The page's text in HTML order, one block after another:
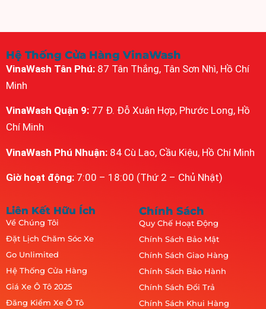
Hệ Thống Cửa Hàng VinaWash
VinaWash Tân Phú: 87 Tân Thắng, Tân Sơn Nhì, Hồ Chí
Minh
VinaWash Quận 9: 77 Đ. Đỗ Xuân Hợp, Phước Long, Hồ
Chí Minh
VinaWash Phú Nhuận: 84 Cù Lao, Cầu Kiệu, Hồ Chí Minh
Giờ hoạt động: 7:00 – 18:00 (Thứ 2 – Chủ Nhật)
Liên Kết Hữu Ích
Về Chúng Tôi
Đặt Lịch Chăm Sóc Xe
Go Unlimited
Hệ Thống Cửa Hàng
Giá Xe Ô Tô 2025
Đăng Kiểm Xe Ô Tô
Chính Sách
Quy Chế Hoạt Động
Chính Sách Bảo Mật
Chính Sách Giao Hàng
Chính Sách Bảo Hành
Chính Sách Đổi Trả
Chính Sách Khui Hàng